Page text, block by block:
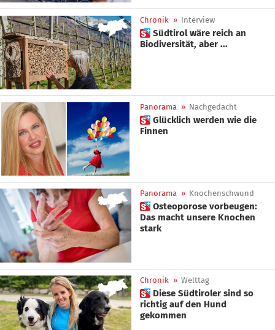
Chronik » Interview
 Südtirol wäre reich an
Biodiversität, aber ...
Panorama » Nachgedacht
 Glücklich werden wie die
Finnen
Panorama » Knochenschwund
 Osteoporose vorbeugen:
Das macht unsere Knochen
stark
Chronik » Welttag
 Diese Südtiroler sind so
richtig auf den Hund
gekommen